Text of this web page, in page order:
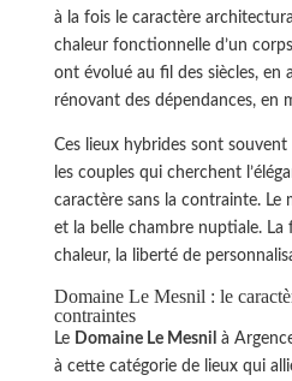
à la fois le caractère
chaleur fonctionnelle d’un
ont évolué au fil des siècles, en
rénovant des dépendances, en
Ces lieux hybrides sont
les couples qui cherchent
caractère sans la contrainte. Le
et la belle chambre nuptiale. La
chaleur, la liberté de
Domaine Le Mesnil : le
contraintes
Le Domaine Le Mesnil à
à cette catégorie de lieux qui